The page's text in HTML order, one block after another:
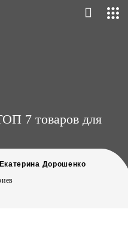
7 товаров для
Екатерина Дорошенко